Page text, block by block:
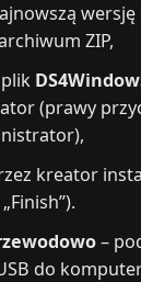
wersję
ZIP,
(prawy
kreator
–
do